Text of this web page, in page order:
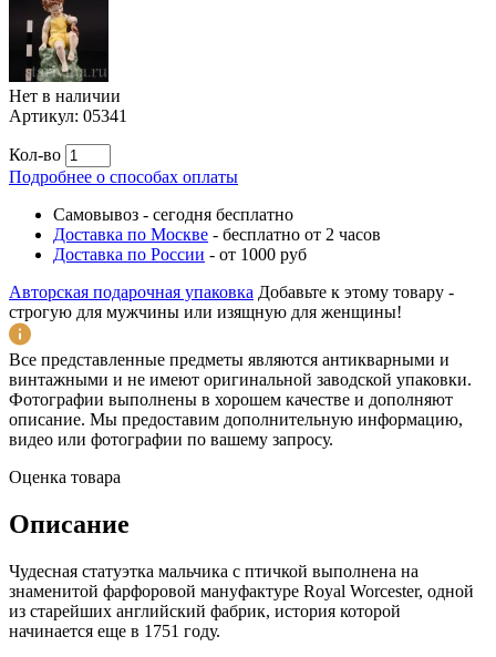
Нет в наличии
Артикул: 05341
Кол-во
Подробнее о способах оплаты
Самовывоз - сегодня бесплатно
Доставка по Москве - бесплатно от 2 часов
Доставка по России - от 1000 руб
Авторская подарочная упаковка Добавьте к этому товару -
строгую для мужчины или изящную для женщины!
Все представленные предметы являются антикварными и
винтажными и не имеют оригинальной заводской упаковки.
Фотографии выполнены в хорошем качестве и дополняют
описание. Мы предоставим дополнительную информацию,
видео или фотографии по вашему запросу.
Оценка товара
Описание
Чудесная статуэтка мальчика с птичкой выполнена на
знаменитой фарфоровой мануфактуре Royal Worcester, одной
из старейших английский фабрик, история которой
начинается еще в 1751 году.